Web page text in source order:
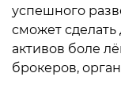
успешного
сможет
активов боле
брокеров,